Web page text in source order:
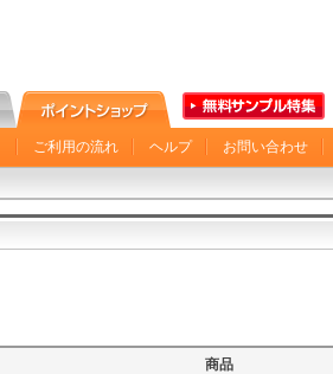
ご利用の流れ ヘルプ お問い合わせ
商品